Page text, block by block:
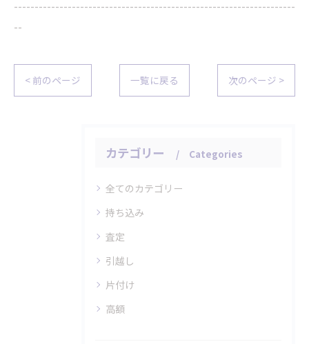
--------------------------------------------------------------------
--
< 前のページ 一覧に戻る 次のページ >
カテゴリー Categories
全てのカテゴリー
持ち込み
査定
引越し
片付け
高額